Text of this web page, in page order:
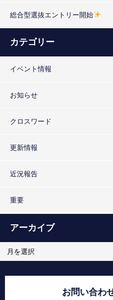
総合型選抜エントリー開始
カテゴリー
イベント情報
お知らせ
クロスワード
更新情報
近況報告
重要
アーカイブ
お問い合わ